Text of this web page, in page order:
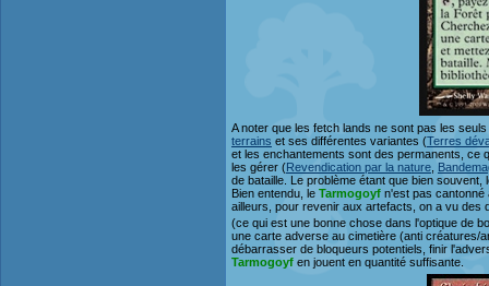
A noter que les fetch lands ne sont pas les
terrains et ses différentes variantes (Terres
et les enchantements sont des permanents, ce
les gérer (Revendication par la nature
de bataille. Le problème étant que bien
Bien entendu, le Tarmogoyf n'est pas cantonné
ailleurs, pour revenir aux artefacts, on a vu des
(ce qui est une bonne chose dans l'optique de
une carte adverse au cimetière (anti créatures/
débarrasser de bloqueurs potentiels, finir
Tarmogoyf en jouent en quantité suffisante.